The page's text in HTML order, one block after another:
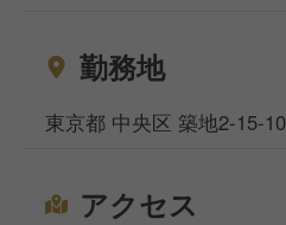
勤務地
東京都 中央区 築地2-15-10
アクセス